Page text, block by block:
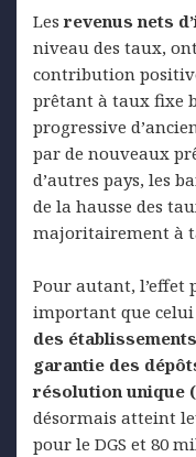
Les revenus nets
niveau des taux,
contribution
prêtant à taux fixe
progressive
par de nouveaux
d’autres pays, les
de la hausse des
majoritairement à
Pour autant, l’effet
important que
des
garantie des
résolution unique
désormais atteint
pour le DGS et 80